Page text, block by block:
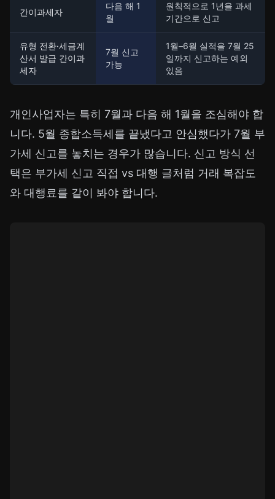
간이과세자
다음 해 1
월
원칙적으로 1년을 과세
기간으로 신고
유형 전환·세금계
산서 발급 간이과
세자
7월 신고
가능
1월–6월 실적을 7월 25
일까지 신고하는 예외
있음
개인사업자는 특히 7월과 다음 해 1월을 조심해야 합
니다. 5월 종합소득세를 끝냈다고 안심했다가 7월 부
가세 신고를 놓치는 경우가 많습니다. 신고 방식 선
택은 부가세 신고 직접 vs 대행 글처럼 거래 복잡도
와 대행료를 같이 봐야 합니다.